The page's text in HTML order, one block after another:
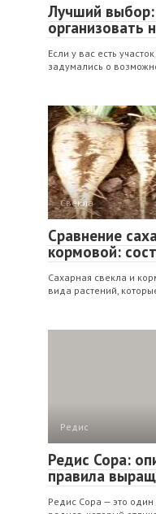
Лучший
организовать
Если у вас есть
задумались о
Свёкла
Сравнение
кормовой:
Сахарная свекла и
вида растений,
Редис
Редис Сора:
правила
Редис Сора — это